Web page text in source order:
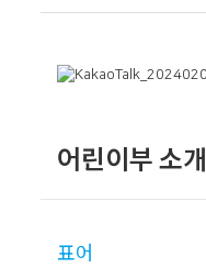
어린이부 소개
표어